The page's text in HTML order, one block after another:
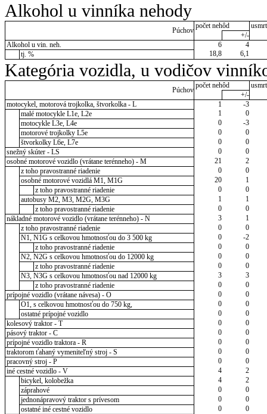
Alkohol u vinníka nehody
Púchov
počet nehôd
+/-
Alkohol u vin. neh.
6
4
tj. %
18,8 6,1
Kategória vozidla, u vodičov
Púchov
počet nehôd
+/-
motocykel, motorová trojkolka, štvorkolka - L
1
-3
malé motocykle L1e, L2e
1
0
motocykle L3e, L4e
0
-3
motorové trojkolky L5e
0
0
štvorkolky L6e, L7e
0
0
snežný skúter - LS
0
0
osobné motorové vozidlo (vrátane terénneho) - M
21
2
z toho pravostranné riadenie
0
0
osobné motorové vozidlá M1, M1G
20
1
z toho pravostranné riadenie
0
0
autobusy M2, M3, M2G, M3G
1
1
z toho pravostranné riadenie
0
0
nákladné motorové vozidlo (vrátane terénneho) - N
3
1
z toho pravostranné riadenie
0
0
N1, N1G s celkovou hmotnosťou do 3 500 kg
0
-2
z toho pravostranné riadenie
0
0
N2, N2G s celkovou hmotnosťou do 12000 kg
0
0
z toho pravostranné riadenie
0
0
N3, N3G s celkovou hmotnosťou nad 12000 kg
3
3
z toho pravostranné riadenie
0
0
prípojné vozidlo (vrátane návesa) - O
0
0
O1, s celkovou hmotnosťou do 750 kg,
0
0
ostatné prípojné vozidlo
0
0
kolesový traktor - T
0
0
pásový traktor - C
0
0
prípojné vozidlo traktora - R
0
0
traktorom ťahaný vymeniteľný stroj - S
0
0
pracovný stroj - P
0
0
iné cestné vozidlo - V
4
2
bicykel, kolobežka
4
2
záprahové
0
0
jednonápravový traktor s prívesom
0
0
ostatné iné cestné vozidlo
0
0